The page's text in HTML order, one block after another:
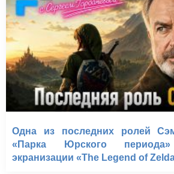
Одна из последних ролей
«Парка Юрского
экранизации «The Legend of